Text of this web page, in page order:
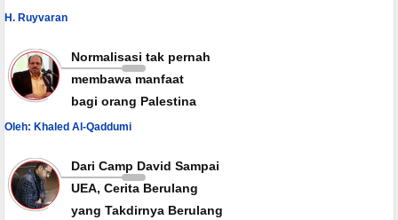
H. Ruyvaran
Normalisasi tak pernah
membawa manfaat
bagi orang Palestina
Oleh: Khaled Al-Qaddumi
Dari Camp David Sampai
UEA, Cerita Berulang
yang Takdirnya Berulang